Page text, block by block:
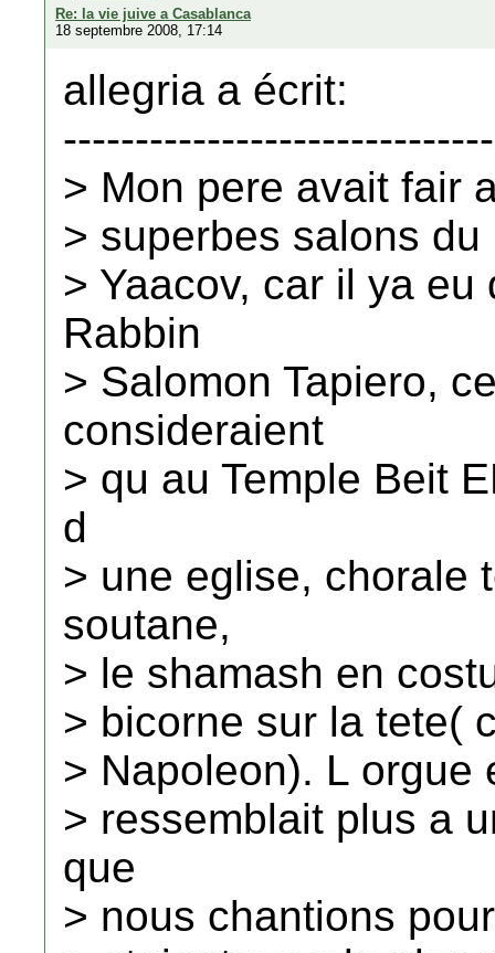
Re: la vie juive a Casablanca
18 septembre 2008, 17:14
allegria a écrit:
> Mon pere avait fair
> superbes salons
> Yaacov, car il ya
Rabbin
> Salomon Tapiero,
consideraient
> qu au Temple Beit
d
> une eglise, chorale
soutane,
> le shamash en
> bicorne sur la tete(
> Napoleon). L orgue
> ressemblait plus a
que
> nous chantions